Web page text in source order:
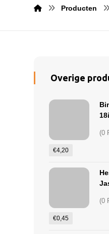
Producten
Overige
(0
€4,20
(0
€0,45